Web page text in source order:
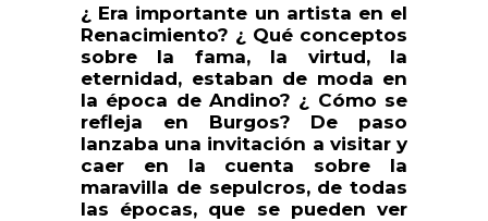
¿ Era importante un artista en el
Renacimiento? ¿ Qué conceptos
sobre la fama, la virtud, la
eternidad, estaban de moda en
la época de Andino? ¿ Cómo se
refleja en Burgos? De paso
lanzaba una invitación a visitar y
caer en la cuenta sobre la
maravilla de sepulcros, de todas
las épocas, que se pueden ver